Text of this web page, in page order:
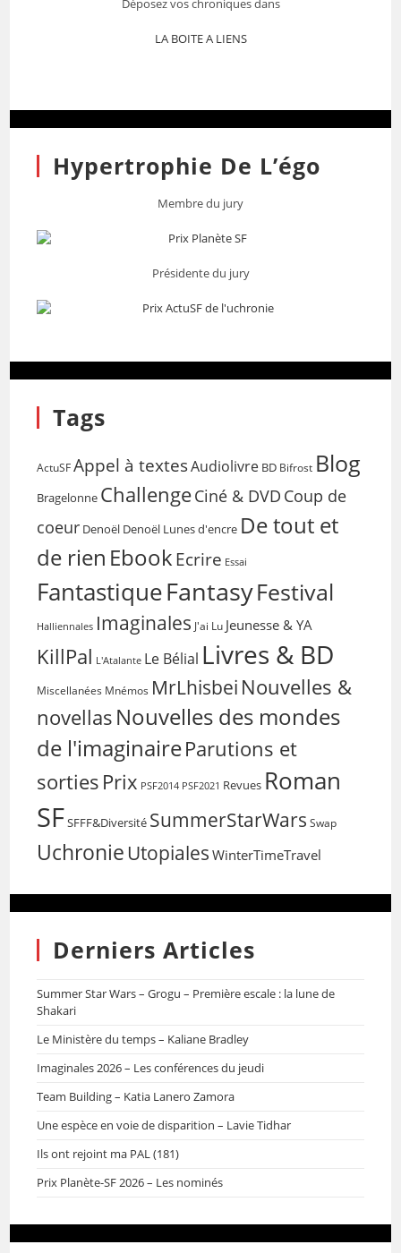
Déposez vos chroniques dans
LA BOITE A LIENS
Hypertrophie De L’égo
Membre du jury
Présidente du jury
Tags
ActuSF Appel à textesAudiolivre BD Bifrost Blog
Bragelonne ChallengeCiné & DVD Coup de
coeur Denoël Denoël Lunes d'encre De tout et
de rien EbookEcrire Essai
FantastiqueFantasyFestival
Halliennales Imaginales J'ai Lu Jeunesse & YA
KillPal L'Atalante Le Bélial Livres & BD
Miscellanées Mnémos MrLhisbei Nouvelles &
novellas Nouvelles des mondes
de l'imaginaireParutions et
sorties Prix PSF2014 PSF2021 Revues Roman
SFSFFF&Diversité SummerStarWars Swap
Uchronie Utopiales WinterTimeTravel
Derniers Articles
Summer Star Wars – Grogu – Première escale : la lune de
Shakari
Le Ministère du temps – Kaliane Bradley
Imaginales 2026 – Les conférences du jeudi
Team Building – Katia Lanero Zamora
Une espèce en voie de disparition – Lavie Tidhar
Ils ont rejoint ma PAL (181)
Prix Planète-SF 2026 – Les nominés